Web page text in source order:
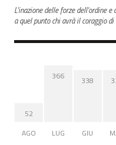
L'inazione delle forze dell'ordine
a quel punto chi avrà il coraggio
52
AGO
366
LUG
338
GIU